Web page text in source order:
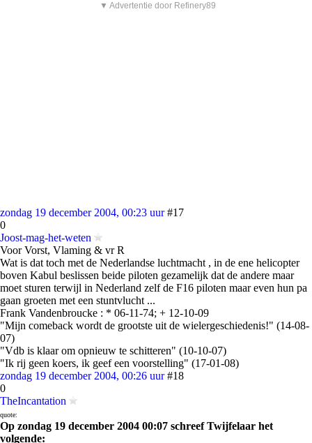
▼ Advertentie door Refinery89
zondag 19 december 2004, 00:23 uur #17
0
Joost-mag-het-weten
Voor Vorst, Vlaming & vr R
Wat is dat toch met de Nederlandse luchtmacht , in de ene helicopter
boven Kabul beslissen beide piloten gezamelijk dat de andere maar
moet sturen terwijl in Nederland zelf de F16 piloten maar even hun pa
gaan groeten met een stuntvlucht ...
Frank Vandenbroucke : * 06-11-74; + 12-10-09
"Mijn comeback wordt de grootste uit de wielergeschiedenis!" (14-08-
07)
"Vdb is klaar om opnieuw te schitteren" (10-10-07)
"Ik rij geen koers, ik geef een voorstelling" (17-01-08)
zondag 19 december 2004, 00:26 uur #18
0
TheIncantation
quote:
Op zondag 19 december 2004 00:07 schreef Twijfelaar het
volgende: